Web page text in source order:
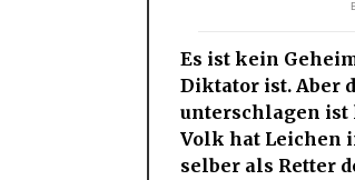
Es ist kein
Diktator ist. Aber
unterschlagen ist
Volk hat Leichen
selber als Retter